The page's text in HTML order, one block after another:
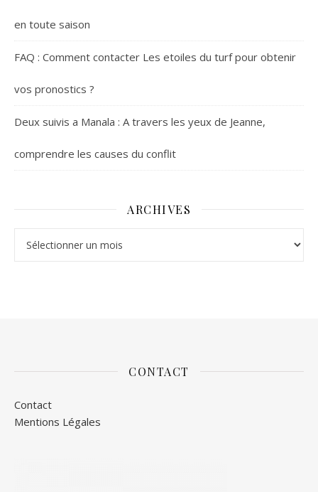
en toute saison
FAQ : Comment contacter Les etoiles du turf pour obtenir
vos pronostics ?
Deux suivis a Manala : A travers les yeux de Jeanne,
comprendre les causes du conflit
ARCHIVES
CONTACT
Contact
Mentions Légales